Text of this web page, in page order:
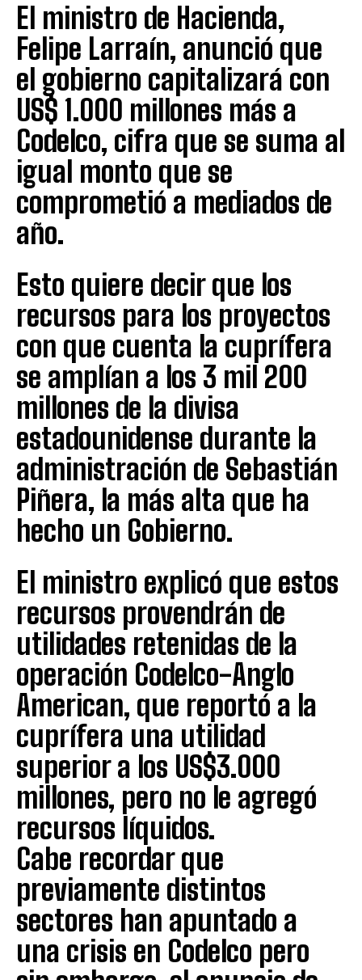
El ministro de Hacienda,
Felipe Larraín, anunció que
el gobierno capitalizará con
US$ 1.000 millones más a
Codelco, cifra que se suma al
igual monto que se
comprometió a mediados de
año.
Esto quiere decir que los
recursos para los proyectos
con que cuenta la cuprífera
se amplían a los 3 mil 200
millones de la divisa
estadounidense durante la
administración de Sebastián
Piñera, la más alta que ha
hecho un Gobierno.
El ministro explicó que estos
recursos provendrán de
utilidades retenidas de la
operación Codelco-Anglo
American, que reportó a la
cuprífera una utilidad
superior a los US$3.000
millones, pero no le agregó
recursos líquidos.
Cabe recordar que
previamente distintos
sectores han apuntado a
una crisis en Codelco pero